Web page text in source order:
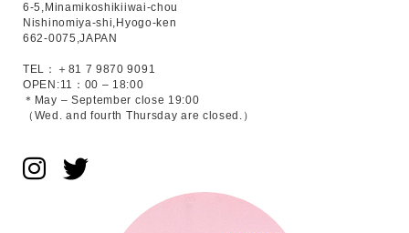
6-5,Minamikoshikiiwai-chou
Nishinomiya-shi,Hyogo-ken
662-0075,JAPAN
TEL：＋81 7 9870 9091
OPEN:11：00 – 18:00
＊May – September close 19:00
（Wed. and fourth Thursday are closed.）